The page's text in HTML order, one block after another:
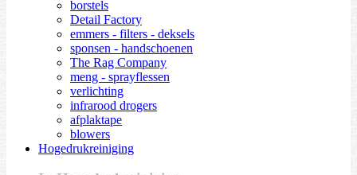
borstels
Detail Factory
emmers - filters - deksels
sponsen - handschoenen
The Rag Company
meng - sprayflessen
verlichting
infrarood drogers
afplaktape
blowers
Hogedrukreiniging